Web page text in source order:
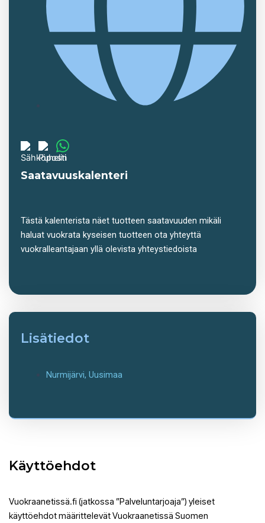
Saatavuuskalenteri
Tästä kalenterista näet tuotteen saatavuuden mikäli
haluat vuokrata kyseisen tuotteen ota yhteyttä
vuokralleantajaan yllä olevista yhteystiedoista
Lisätiedot
Nurmijärvi,Uusimaa
Käyttöehdot
Vuokraanetissä.fi (jatkossa ”Palveluntarjoaja”) yleiset
käyttöehdot määrittelevät Vuokraanetissä Suomen